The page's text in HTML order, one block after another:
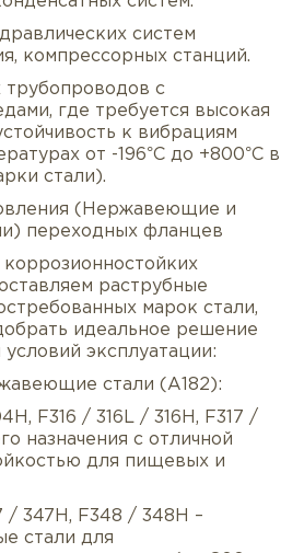
Характеристики
доставка Отзывы/
систем
компрессорных станций.
с
где требуется высокая
к вибрациям
от -196°C до +800°C в
стали).
(Нержавеющие и
переходных фланцев
раструбные
марок стали,
идеальное решение
эксплуатации:
стали (A182):
F316 / 316L / 316H, F317 /
назначения с отличной
для пищевых и
/ 347H, F348 / 348H –
стали для